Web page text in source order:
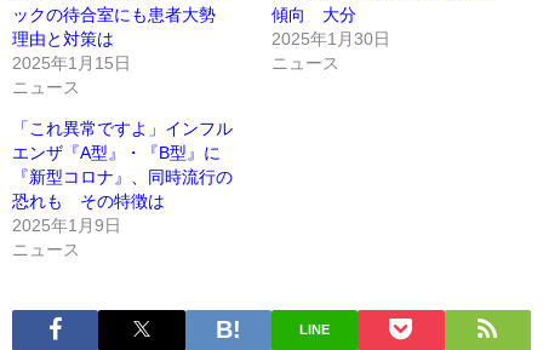
ックの待合室にも患者大勢
理由と対策は
2025年1月15日
ニュース
傾向 大分
2025年1月30日
ニュース
「これ異常ですよ」インフル
エンザ『A型』・『B型』に
『新型コロナ』、同時流行の
恐れも その特徴は
2025年1月9日
ニュース
LINE